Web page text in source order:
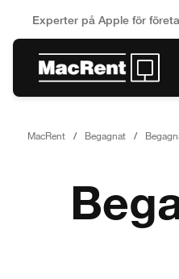
Experter på Apple för
MacRent Begagnat